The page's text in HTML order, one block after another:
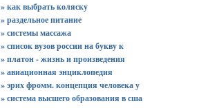
» как выбрать коляску
» раздельное питание
» системы массажа
» список вузов россии на букву к
» платон - жизнь и произведения
» авиационная энциклопедия
» эрих фромм. концепция человека у
» система высшего образования в сша